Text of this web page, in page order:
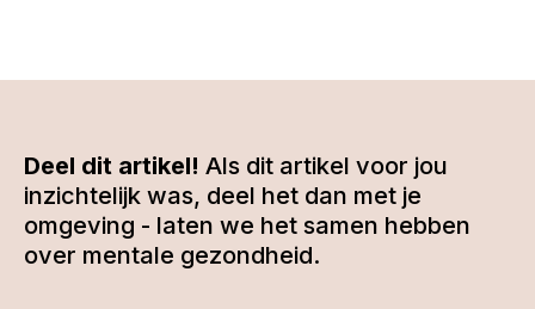
Deel dit artikel! Als dit artikel voor jou
inzichtelijk was, deel het dan met je
omgeving - laten we het samen hebben
over mentale gezondheid.